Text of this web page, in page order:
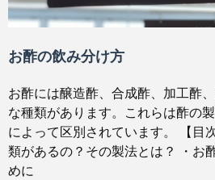
お酢の飲み分け方
お酢には醸造酢、合成酢、加工酢
な種類があります。これらは酢の
によって区別されています。 【目
類があるの？その製法とは？ ・お
めに